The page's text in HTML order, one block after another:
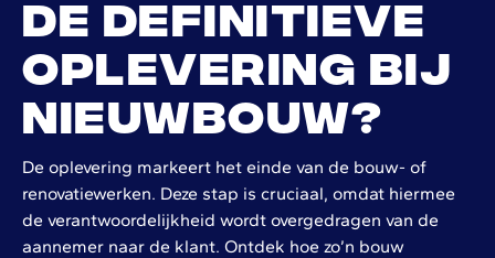
de definitieve
oplevering bij
nieuwbouw?
De oplevering markeert het einde van de bouw- of
renovatiewerken. Deze stap is cruciaal, omdat hiermee
de verantwoordelijkheid wordt overgedragen van de
aannemer naar de klant. Ontdek hoe zo’n bouw